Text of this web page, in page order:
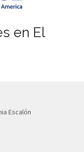
en El
Escalón